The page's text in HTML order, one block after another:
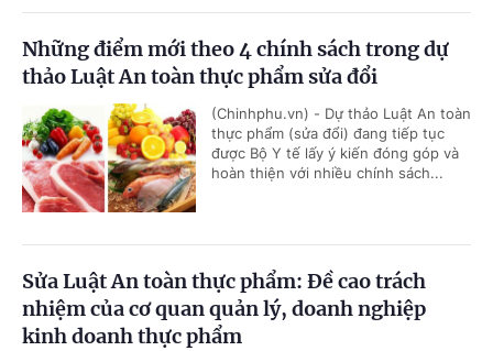
Những điểm mới theo 4 chính sách trong dự
thảo Luật An toàn thực phẩm sửa đổi
(Chinhphu.vn) - Dự thảo Luật An toàn
thực phẩm (sửa đổi) đang tiếp tục
được Bộ Y tế lấy ý kiến đóng góp và
hoàn thiện với nhiều chính sách...
Sửa Luật An toàn thực phẩm: Đề cao trách
nhiệm của cơ quan quản lý, doanh nghiệp
kinh doanh thực phẩm